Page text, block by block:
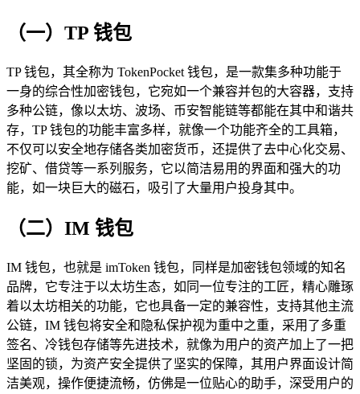
（一）TP 钱包
TP 钱包，其全称为 TokenPocket 钱包，是一款集多种功能于
一身的综合性加密钱包，它宛如一个兼容并包的大容器，支持
多种公链，像以太坊、波场、币安智能链等都能在其中和谐共
存，TP 钱包的功能丰富多样，就像一个功能齐全的工具箱，
不仅可以安全地存储各类加密货币，还提供了去中心化交易、
挖矿、借贷等一系列服务，它以简洁易用的界面和强大的功
能，如一块巨大的磁石，吸引了大量用户投身其中。
（二）IM 钱包
IM 钱包，也就是 imToken 钱包，同样是加密钱包领域的知名
品牌，它专注于以太坊生态，如同一位专注的工匠，精心雕琢
着以太坊相关的功能，它也具备一定的兼容性，支持其他主流
公链，IM 钱包将安全和隐私保护视为重中之重，采用了多重
签名、冷钱包存储等先进技术，就像为用户的资产加上了一把
坚固的锁，为资产安全提供了坚实的保障，其用户界面设计简
洁美观，操作便捷流畅，仿佛是一位贴心的助手，深受用户的